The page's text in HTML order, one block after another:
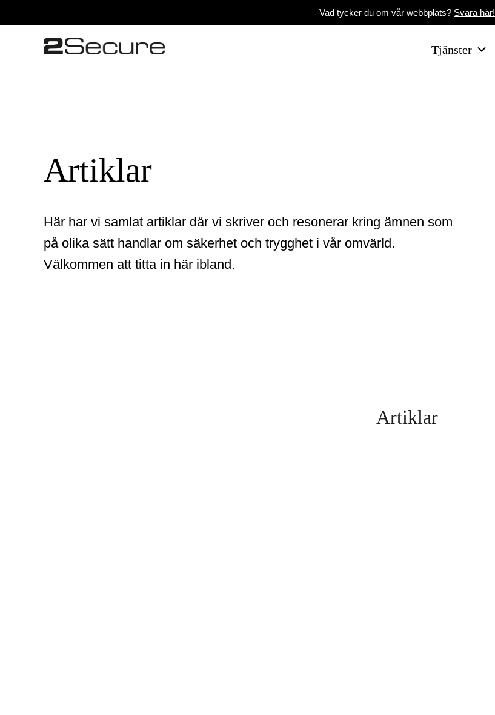
Vad tycker du om vår webbplats? Svara här!
Tjänster
Artiklar
Här har vi samlat artiklar där vi skriver och resonerar kring ämnen som
på olika sätt handlar om säkerhet och trygghet i vår omvärld.
Välkommen att titta in här ibland.
Artiklar